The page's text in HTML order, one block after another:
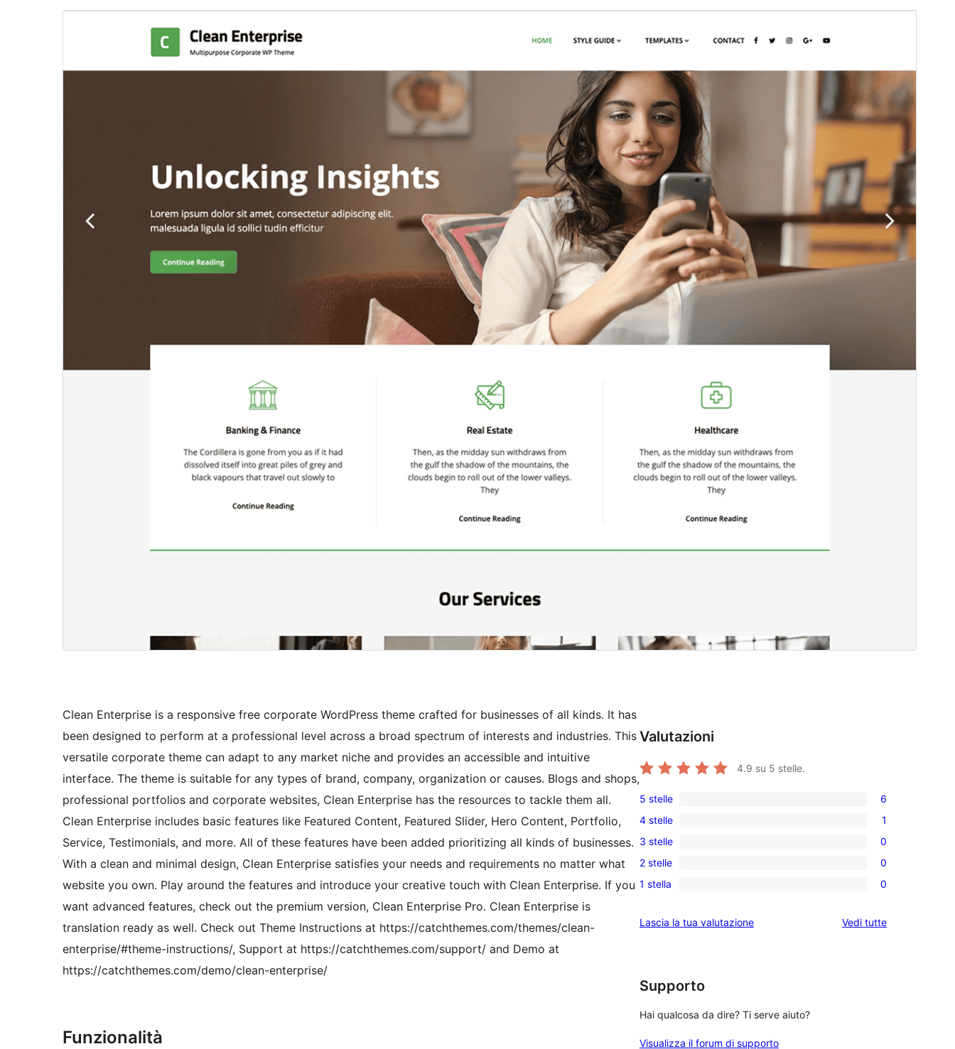
Installazioni attive
200+
Versione WordPress
5.9
Versione PHP
5.6
Homepage del tema
Clean Enterprise is a responsive free corporate WordPress theme crafted for businesses of all kinds. It has
been designed to perform at a professional level across a broad spectrum of interests and industries. This
versatile corporate theme can adapt to any market niche and provides an accessible and intuitive
interface. The theme is suitable for any types of brand, company, organization or causes. Blogs and shops,
professional portfolios and corporate websites, Clean Enterprise has the resources to tackle them all.
Clean Enterprise includes basic features like Featured Content, Featured Slider, Hero Content, Portfolio,
Service, Testimonials, and more. All of these features have been added prioritizing all kinds of businesses.
With a clean and minimal design, Clean Enterprise satisfies your needs and requirements no matter what
website you own. Play around the features and introduce your creative touch with Clean Enterprise. If you
want advanced features, check out the premium version, Clean Enterprise Pro. Clean Enterprise is
translation ready as well. Check out Theme Instructions at https://catchthemes.com/themes/clean-
enterprise/#theme-instructions/, Support at https://catchthemes.com/support/ and Demo at
https://catchthemes.com/demo/clean-enterprise/
Funzionalità
Valutazioni
4.9 su 5 stelle.
6
recensioni
a
5-
stelle
5 stelle 6
1
4-
recensioni
a
4 stelle 1
0
recensioni
a
stelle
3 stelle 0
0
recensioni
2-
2 stelle 0
0
a
1 stella 0
Lascia la tua valutazione Vedi tuttele
Supporto
Hai qualcosa da dire? Ti serve aiuto?
Visualizza il forum di supporto